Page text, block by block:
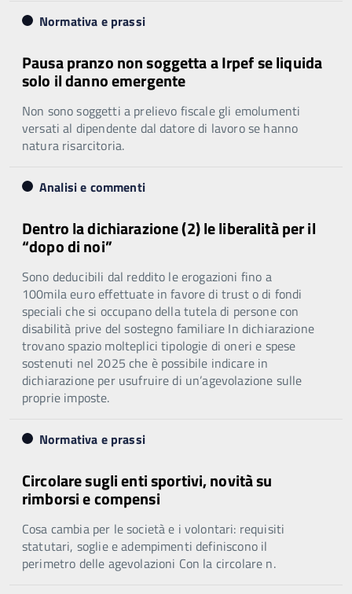
Normativa e prassi
Pausa pranzo non soggetta a Irpef se liquida
solo il danno emergente
Non sono soggetti a prelievo fiscale gli emolumenti
versati al dipendente dal datore di lavoro se hanno
natura risarcitoria.
Analisi e commenti
Dentro la dichiarazione (2) le liberalità per il
“dopo di noi”
Sono deducibili dal reddito le erogazioni fino a
100mila euro effettuate in favore di trust o di fondi
speciali che si occupano della tutela di persone con
disabilità prive del sostegno familiare In dichiarazione
trovano spazio molteplici tipologie di oneri e spese
sostenuti nel 2025 che è possibile indicare in
dichiarazione per usufruire di un’agevolazione sulle
proprie imposte.
Normativa e prassi
Circolare sugli enti sportivi, novità su
rimborsi e compensi
Cosa cambia per le società e i volontari: requisiti
statutari, soglie e adempimenti definiscono il
perimetro delle agevolazioni Con la circolare n.